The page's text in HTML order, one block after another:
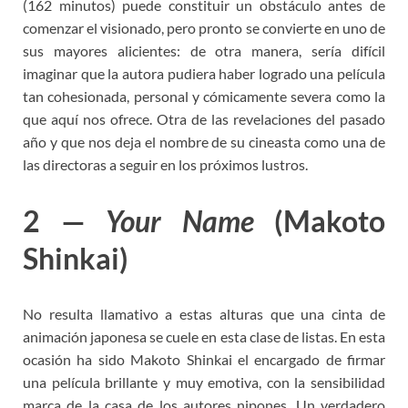
(162 minutos) puede constituir un obstáculo antes de
comenzar el visionado, pero pronto se convierte en uno de
sus mayores alicientes: de otra manera, sería difícil
imaginar que la autora pudiera haber logrado una película
tan cohesionada, personal y cómicamente severa como la
que aquí nos ofrece. Otra de las revelaciones del pasado
año y que nos deja el nombre de su cineasta como una de
las directoras a seguir en los próximos lustros.
2 — Your Name(Makoto
Shinkai)
No resulta llamativo a estas alturas que una cinta de
animación japonesa se cuele en esta clase de listas. En esta
ocasión ha sido Makoto Shinkai el encargado de firmar
una película brillante y muy emotiva, con la sensibilidad